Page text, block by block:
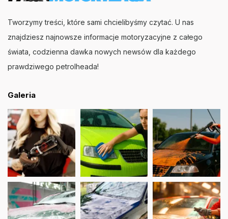
Tworzymy treści, które sami chcielibyśmy czytać. U nas
znajdziesz najnowsze informacje motoryzacyjne z całego
świata, codzienna dawka nowych newsów dla każdego
prawdziwego petrolheada!
Galeria